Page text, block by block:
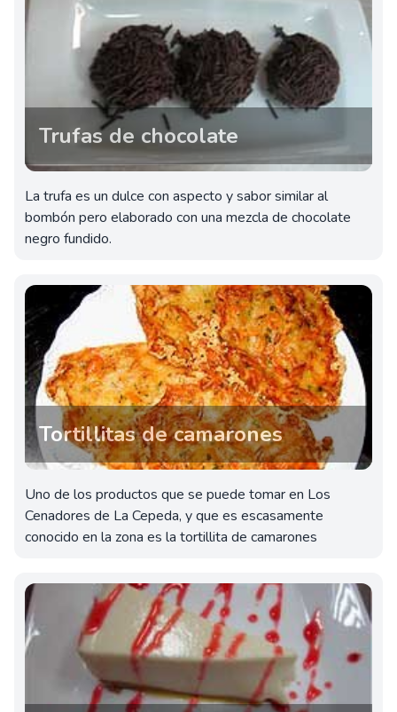
Trufas de chocolate
La trufa es un dulce con aspecto y sabor similar al
bombón pero elaborado con una mezcla de chocolate
negro fundido.
Tortillitas de camarones
Uno de los productos que se puede tomar en Los
Cenadores de La Cepeda, y que es escasamente
conocido en la zona es la tortillita de camarones